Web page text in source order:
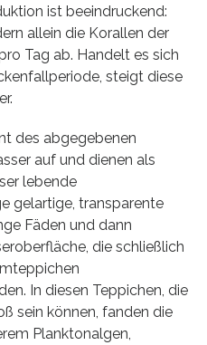
ist beeindruckend:
allein die Korallen der
Tag ab. Handelt es sich
steigt diese
des abgegebenen
auf und dienen als
lebende
gelartige, transparente
Fäden und dann
die schließlich
In diesen Teppichen, die
sein können, fanden die
Planktonalgen,